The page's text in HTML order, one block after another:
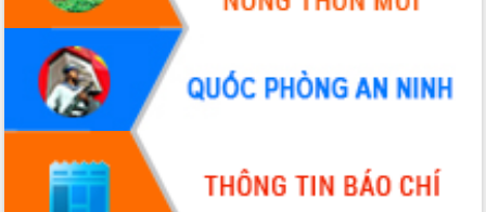
Đắk Lắk sơ kết 4 năm triển khai thực
hiện Đề án 06 của Chính phủ
Họp báo thông tin về Hội nghị Công bố
Quy hoạch và Xúc tiến đầu tư tỉnh Đắk
Khơi thông điểm nghẽn, đẩy nhanh
giải ngân vốn khắc phục thiên tai
HĐND tỉnh thông qua điều chỉnh Quy
hoạch tỉnh thời kỳ 2021-2030